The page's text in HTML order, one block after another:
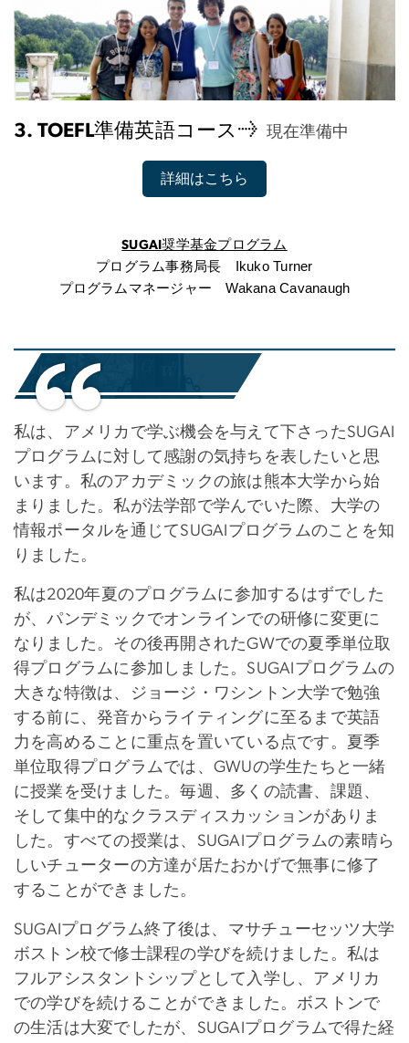
3. TOEFL準備英語コース→ 現在準備中
詳細はこちら
SUGAI奨学基金プログラム
プログラム事務局長　Ikuko Turner
プログラムマネージャー　Wakana Cavanaugh
私は、アメリカで学ぶ機会を与えて下さったSUGAI
プログラムに対して感謝の気持ちを表したいと思
います。私のアカデミックの旅は熊本大学から始
まりました。私が法学部で学んでいた際、大学の
情報ポータルを通じてSUGAIプログラムのことを知
りました。
私は2020年夏のプログラムに参加するはずでした
が、パンデミックでオンラインでの研修に変更に
なりました。その後再開されたGWでの夏季単位取
得プログラムに参加しました。SUGAIプログラムの
大きな特徴は、ジョージ・ワシントン大学で勉強
する前に、発音からライティングに至るまで英語
力を高めることに重点を置いている点です。夏季
単位取得プログラムでは、GWUの学生たちと一緒
に授業を受けました。毎週、多くの読書、課題、
そして集中的なクラスディスカッションがありま
した。すべての授業は、SUGAIプログラムの素晴ら
しいチューターの方達が居たおかげで無事に修了
することができました。
SUGAIプログラム終了後は、マサチューセッツ大学
ボストン校で修士課程の学びを続けました。私は
フルアシスタントシップとして入学し、アメリカ
での学びを続けることができました。ボストンで
の生活は大変でしたが、SUGAIプログラムで得た経